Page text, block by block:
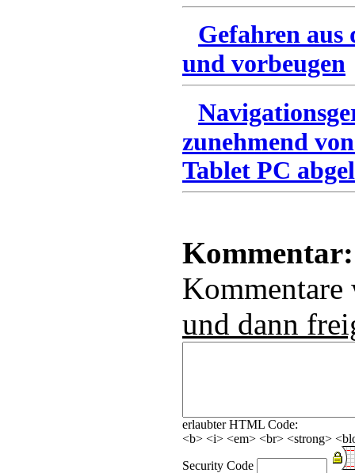
Gefahren
und vorbeugen
zunehmend
Tablet PC
Kommentar:
und dann
erlaubter HTML Code:
<b> <i> <em> <br> <strong>
Security Code